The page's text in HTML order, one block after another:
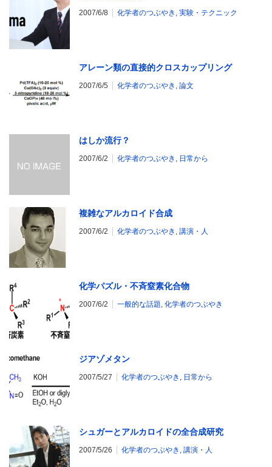
2007/6/8 化学者のつぶやき 実験・テクニック
アレーン類の直接的クロスカップリング
2007/6/5 化学者のつぶやき 論文
はしか流行？
2007/6/2 化学者のつぶやき 日常から
複雑なアルカロイド合成
2007/6/2 化学者のつぶやき 講演・人
化学パズル・不斉窒素化合物
2007/6/2 一般的な話題 化学者のつぶやき
ジアゾメタン
2007/5/27 化学者のつぶやき 日常から
シュガーとアルカロイドの全合成研究
2007/5/26 化学者のつぶやき 講演・人